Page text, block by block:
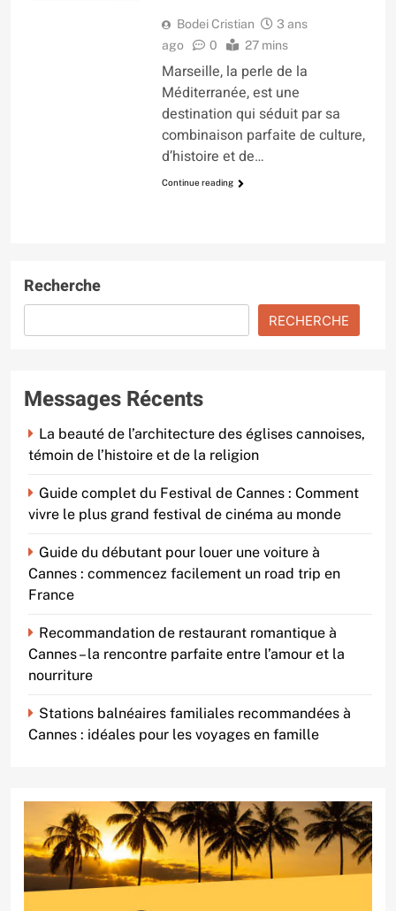
Bodei Cristian
3 ans
ago
0 27 mins
Marseille, la perle de la
Méditerranée, est une
destination qui séduit par sa
combinaison parfaite de culture,
d’histoire et de…
Continue reading
Recherche
RECHERCHE
Messages Récents
La beauté de l’architecture des églises cannoises,
témoin de l’histoire et de la religion
Guide complet du Festival de Cannes : Comment
vivre le plus grand festival de cinéma au monde
Guide du débutant pour louer une voiture à
Cannes : commencez facilement un road trip en
France
Recommandation de restaurant romantique à
Cannes – la rencontre parfaite entre l’amour et la
nourriture
Stations balnéaires familiales recommandées à
Cannes : idéales pour les voyages en famille